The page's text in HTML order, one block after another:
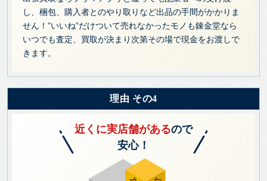
し、梱包、購入者とのやり取りなど出品の手間がかかりま
せん！”いいね”だけついて売れなかったモノも錬金堂なら
いつでも査定、買取が決まり次第その場で現金をお渡しで
きます。
理由 その4
近くに実店舗があるので
安心！